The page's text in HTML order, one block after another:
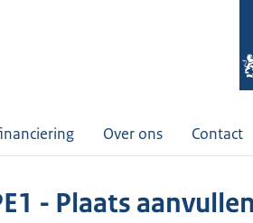
Over ons Contact
- Plaats